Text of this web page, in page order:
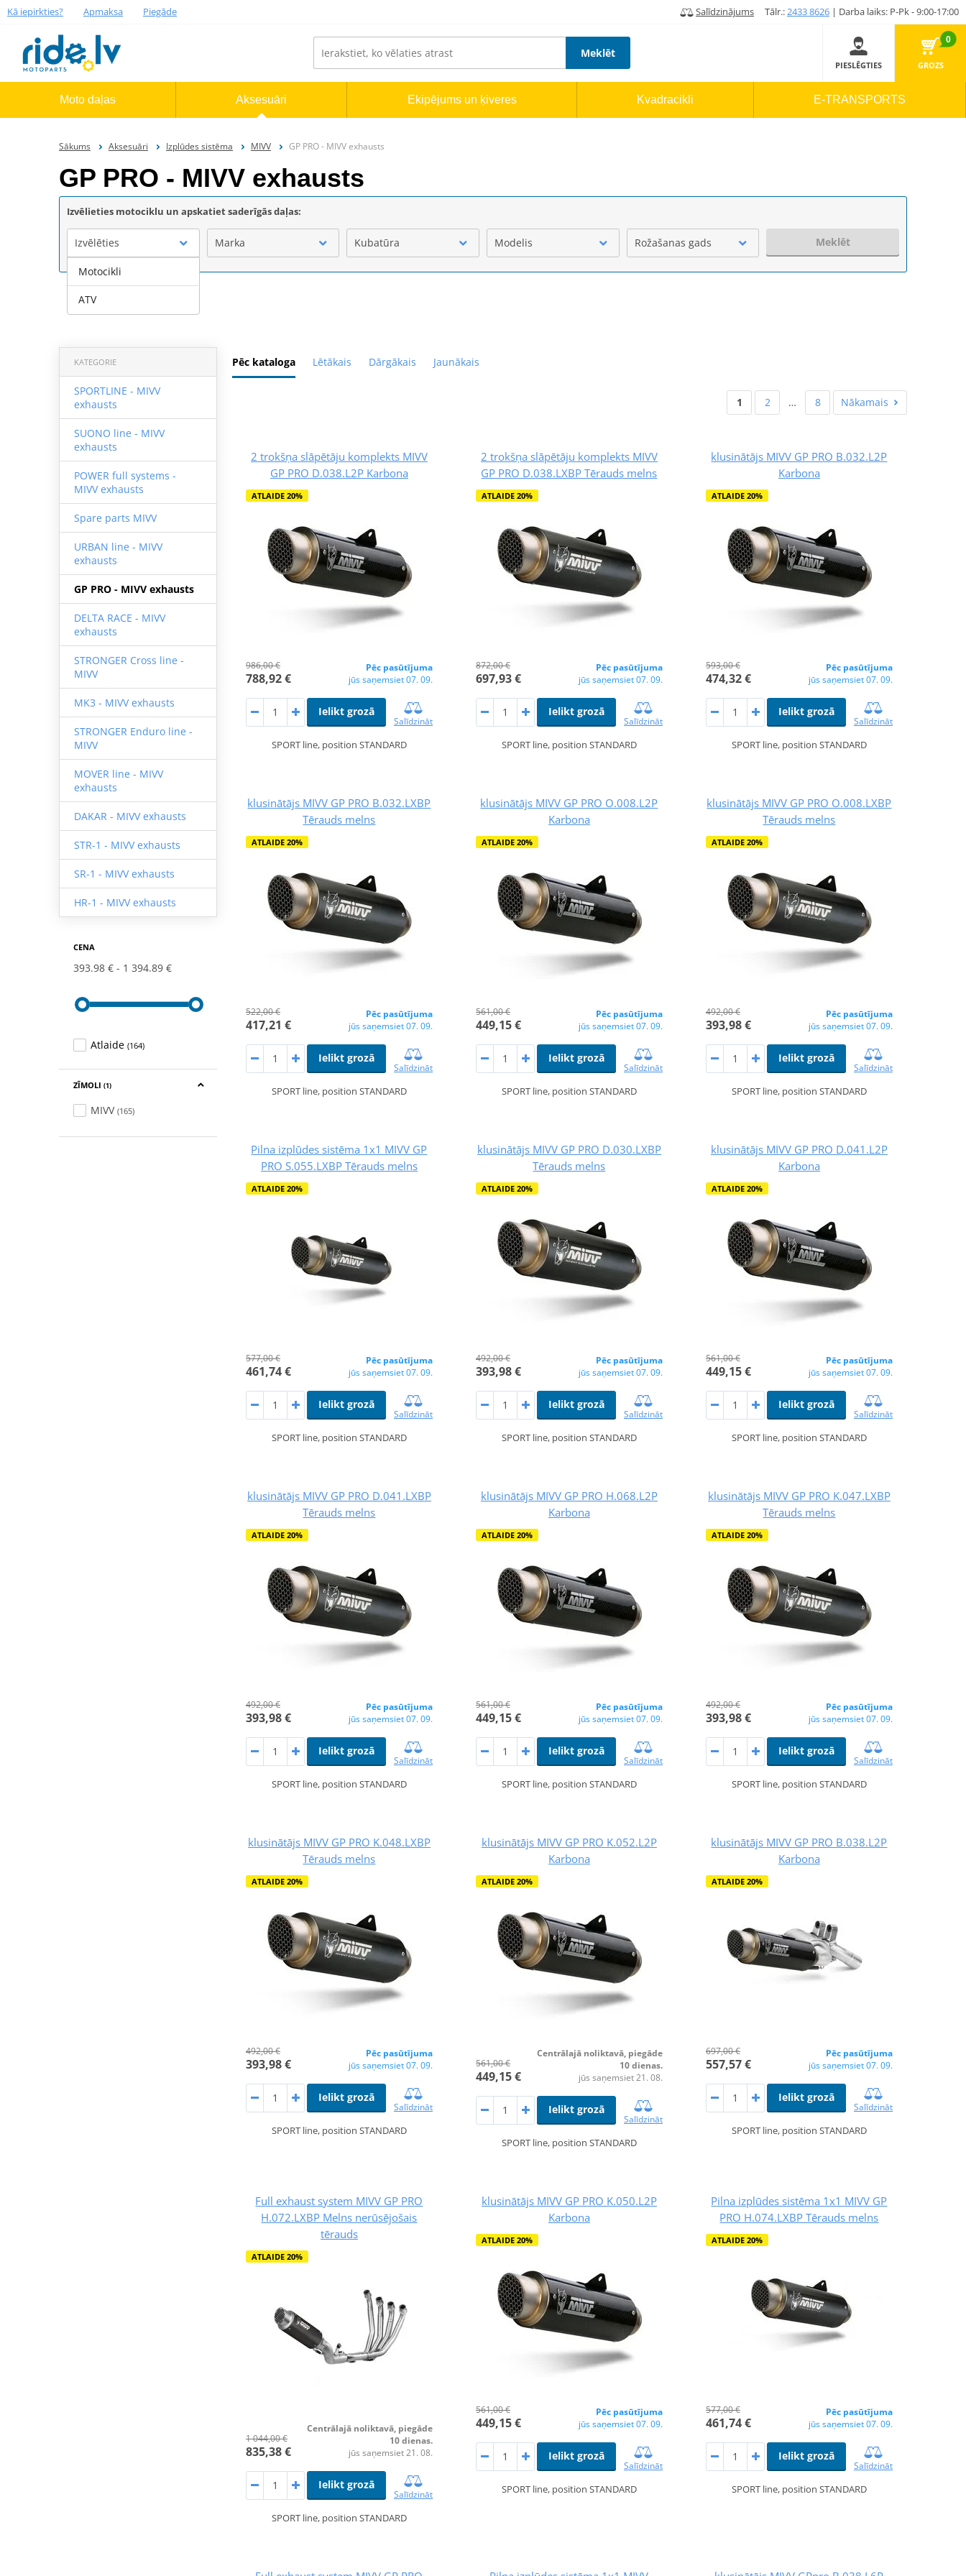
Kā iepirkties? Apmaksa Piegāde Salīdzinājums Tālr.:2433 8626 | Darba laiks: P-Pk - 9:00-17:00
Meklēt
PIESLĒGTIES
0
GROZS
Moto daļas Aksesuāri Ekipējums un ķiveres Kvadracikli E-TRANSPORTS
Sākums Aksesuāri Izplūdes sistēma MIVV GP PRO - MIVV exhausts
GP PRO - MIVV exhausts
Izvēlieties motociklu un apskatiet saderīgās daļas:
Izvēlēties Marka Kubatūra Modelis Rožašanas gads Meklēt
Pēc kataloga Lētākais Dārgākais Jaunākais
KATEGORIE
SPORTLINE - MIVV
exhausts
SUONO line - MIVV
exhausts
POWER full systems -
MIVV exhausts
Spare parts MIVV
URBAN line - MIVV
exhausts
GP PRO - MIVV exhausts
DELTA RACE - MIVV
exhausts
STRONGER Cross line -
MIVV
MK3 - MIVV exhausts
STRONGER Enduro line -
MIVV
MOVER line - MIVV
exhausts
DAKAR - MIVV exhausts
STR-1 - MIVV exhausts
SR-1 - MIVV exhausts
HR-1 - MIVV exhausts
CENA
393.98 € 1 394.89 €
Atlaide (164)
ZĪMOLI (1)
MIVV (165)
1 2 … 8 Nākamais
2 trokšņa slāpētāju komplekts MIVV
GP PRO D.038.L2P Karbona
ATLAIDE 20%
986,00 €
788,92 €
Pēc pasūtījuma
jūs saņemsiet 07. 09.
Ielikt grozā
Salīdzināt
SPORT line, position STANDARD
2 trokšņa slāpētāju komplekts MIVV
GP PRO D.038.LXBP Tērauds melns
ATLAIDE 20%
872,00 €
697,93 €
Pēc pasūtījuma
jūs saņemsiet 07. 09.
Ielikt grozā
Salīdzināt
SPORT line, position STANDARD
klusinātājs MIVV GP PRO B.032.L2P
Karbona
ATLAIDE 20%
593,00 €
474,32 €
Pēc pasūtījuma
jūs saņemsiet 07. 09.
Ielikt grozā
Salīdzināt
SPORT line, position STANDARD
klusinātājs MIVV GP PRO B.032.LXBP
Tērauds melns
ATLAIDE 20%
522,00 €
417,21 €
Pēc pasūtījuma
jūs saņemsiet 07. 09.
Ielikt grozā
Salīdzināt
SPORT line, position STANDARD
klusinātājs MIVV GP PRO O.008.L2P
Karbona
ATLAIDE 20%
561,00 €
449,15 €
Pēc pasūtījuma
jūs saņemsiet 07. 09.
Ielikt grozā
Salīdzināt
SPORT line, position STANDARD
klusinātājs MIVV GP PRO O.008.LXBP
Tērauds melns
ATLAIDE 20%
492,00 €
393,98 €
Pēc pasūtījuma
jūs saņemsiet 07. 09.
Ielikt grozā
Salīdzināt
SPORT line, position STANDARD
Pilna izplūdes sistēma 1x1 MIVV GP
PRO S.055.LXBP Tērauds melns
ATLAIDE 20%
577,00 €
461,74 €
Pēc pasūtījuma
jūs saņemsiet 07. 09.
Ielikt grozā
Salīdzināt
SPORT line, position STANDARD
klusinātājs MIVV GP PRO D.030.LXBP
Tērauds melns
ATLAIDE 20%
492,00 €
393,98 €
Pēc pasūtījuma
jūs saņemsiet 07. 09.
Ielikt grozā
Salīdzināt
SPORT line, position STANDARD
klusinātājs MIVV GP PRO D.041.L2P
Karbona
ATLAIDE 20%
561,00 €
449,15 €
Pēc pasūtījuma
jūs saņemsiet 07. 09.
Ielikt grozā
Salīdzināt
SPORT line, position STANDARD
klusinātājs MIVV GP PRO D.041.LXBP
Tērauds melns
ATLAIDE 20%
492,00 €
393,98 €
Pēc pasūtījuma
jūs saņemsiet 07. 09.
Ielikt grozā
Salīdzināt
SPORT line, position STANDARD
klusinātājs MIVV GP PRO H.068.L2P
Karbona
ATLAIDE 20%
561,00 €
449,15 €
Pēc pasūtījuma
jūs saņemsiet 07. 09.
Ielikt grozā
Salīdzināt
SPORT line, position STANDARD
klusinātājs MIVV GP PRO K.047.LXBP
Tērauds melns
ATLAIDE 20%
492,00 €
393,98 €
Pēc pasūtījuma
jūs saņemsiet 07. 09.
Ielikt grozā
Salīdzināt
SPORT line, position STANDARD
klusinātājs MIVV GP PRO K.048.LXBP
Tērauds melns
ATLAIDE 20%
492,00 €
393,98 €
Pēc pasūtījuma
jūs saņemsiet 07. 09.
Ielikt grozā
Salīdzināt
SPORT line, position STANDARD
klusinātājs MIVV GP PRO K.052.L2P
Karbona
ATLAIDE 20%
561,00 €
449,15 €
Centrālajā noliktavā, piegāde
10 dienas.
jūs saņemsiet 21. 08.
Ielikt grozā
Salīdzināt
SPORT line, position STANDARD
klusinātājs MIVV GP PRO B.038.L2P
Karbona
ATLAIDE 20%
697,00 €
557,57 €
Pēc pasūtījuma
jūs saņemsiet 07. 09.
Ielikt grozā
Salīdzināt
SPORT line, position STANDARD
Full exhaust system MIVV GP PRO
H.072.LXBP Melns nerūsējošais
tērauds
ATLAIDE 20%
1 044,00 €
835,38 €
Centrālajā noliktavā, piegāde
10 dienas.
jūs saņemsiet 21. 08.
Ielikt grozā
Salīdzināt
SPORT line, position STANDARD
klusinātājs MIVV GP PRO K.050.L2P
Karbona
ATLAIDE 20%
561,00 €
449,15 €
Pēc pasūtījuma
jūs saņemsiet 07. 09.
Ielikt grozā
Salīdzināt
SPORT line, position STANDARD
Pilna izplūdes sistēma 1x1 MIVV GP
PRO H.074.LXBP Tērauds melns
ATLAIDE 20%
577,00 €
461,74 €
Pēc pasūtījuma
jūs saņemsiet 07. 09.
Ielikt grozā
Salīdzināt
SPORT line, position STANDARD
Motocikli
ATV